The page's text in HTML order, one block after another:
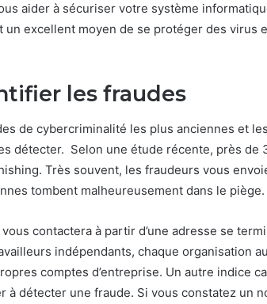
aider à sécuriser votre système
un excellent moyen de se protéger des virus
les fraudes
de cybercriminalité les plus anciennes et
détecter. Selon une étude récente, près de
Très souvent, les fraudeurs vous
tombent malheureusement dans le piège.
contactera à partir d’une adresse se
indépendants, chaque organisation
comptes d’entreprise. Un autre indice
à détecter une fraude. Si vous constatez un